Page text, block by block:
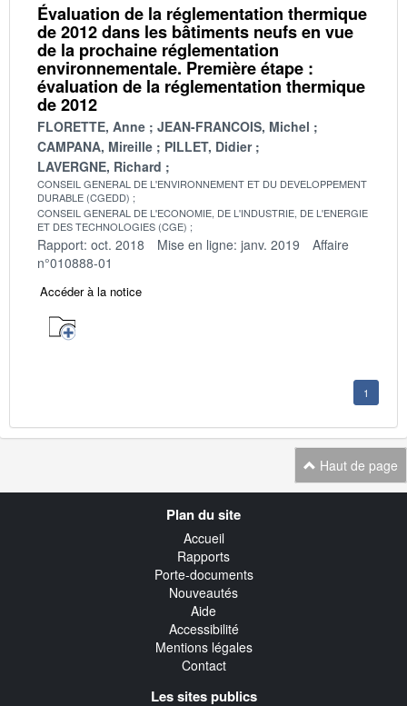
Évaluation de la réglementation thermique
de 2012 dans les bâtiments neufs en vue
de la prochaine réglementation
environnementale. Première étape :
évaluation de la réglementation thermique
de 2012
FLORETTE, Anne
JEAN-FRANCOIS, Michel
CAMPANA, Mireille
PILLET, Didier
LAVERGNE, Richard
CONSEIL GENERAL DE L'ENVIRONNEMENT ET DU DEVELOPPEMENT
DURABLE (CGEDD)
CONSEIL GENERAL DE L'ECONOMIE, DE L'INDUSTRIE, DE L'ENERGIE
ET DES TECHNOLOGIES (CGE)
Rapport: oct. 2018 Mise en ligne: janv. 2019
Affaire
n°010888-01
Accéder à la notice
1
Haut de page
Plan du site
Accueil
Rapports
Porte-documents
Nouveautés
Aide
Accessibilité
Mentions légales
Contact
Les sites publics